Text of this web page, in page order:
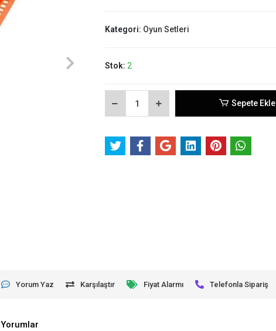
Kategori: Oyun Setleri
Stok: 2
Sepete Ekle
Yorum Yaz Karşılaştır Fiyat Alarmı Telefonla Sipariş
Yorumlar